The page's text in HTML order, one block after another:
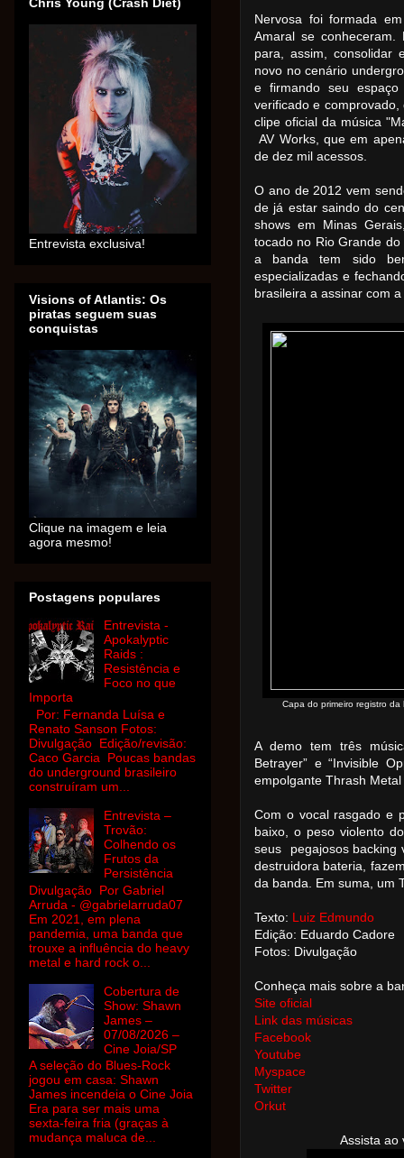
Nervosa foi formada
Amaral se
para, assim,
novo no cenário
e firmando seu
verificado e
clipe oficial da música
AV Works, que em
de dez mil acessos.
O ano de 2012 vem
de já estar saindo do
shows em Minas
tocado no Rio Grande
a banda tem sido
especializadas e
brasileira a assinar com
Capa do primeiro registro
A demo tem três
Betrayer” e “Invisible
empolgante Thrash
Com o vocal rasgado e
baixo, o peso violento
seus pegajosos backing
destruidora bateria,
da banda. Em suma, um
Texto: Luiz Edmundo
Edição: Eduardo Cadore
Fotos: Divulgação
Conheça mais sobre a
Site oficial
Link das músicas
Facebook
Youtube
Myspace
Twitter
Orkut
Assista ao
Chris Young (Crash Dïet)
Entrevista exclusiva!
Visions of Atlantis: Os
piratas seguem suas
conquistas
Clique na imagem e leia
agora mesmo!
Postagens populares
Entrevista -
Apokalyptic
Raids :
Resistência e
Foco no que
Importa
Por: Fernanda Luísa e
Renato Sanson Fotos:
Divulgação Edição/revisão:
Caco Garcia Poucas bandas
do underground brasileiro
construíram um...
Entrevista –
Trovão:
Colhendo os
Frutos da
Persistência
Divulgação Por Gabriel
Arruda - @gabrielarruda07
Em 2021, em plena
pandemia, uma banda que
trouxe a influência do heavy
metal e hard rock o...
Cobertura de
Show: Shawn
James –
07/08/2026 –
Cine Joia/SP
A seleção do Blues-Rock
jogou em casa: Shawn
James incendeia o Cine Joia
Era para ser mais uma
sexta-feira fria (graças à
mudança maluca de...